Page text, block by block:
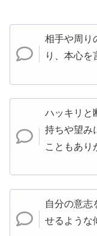
相手や周り
り、本心を
ハッキリと
持ちや望み
こともあり
自分の意志
せるような